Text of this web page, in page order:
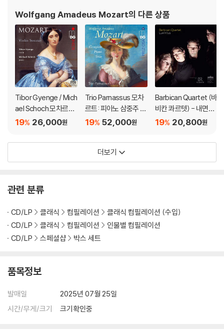
의 순간, 모차르트는 자신의 가장 가까운 친구
Wolfgang Amadeus Mozart의 다른 상품
Tibor Gyenge / Mich
ael Schoch 모차르트:
바이올린 소나타집 (M
s) [SACD Hybrid]
26,000원
19%
Trio Parnassus 모차
르트: 피아노 삼중주 전
곡 (Mozart: Comple
52,000원
19%
Barbican Quartet (바
비칸 콰르텟) - 내면의
빛 (Lux Intus)
20,800원
19%
더보기
관련 분류
CD/LP 클래식 컴필레이션
클래식 컴필레이션 (수입)
CD/LP
클래식 컴필레이션
인물별 컴필레이션
CD/LP
스페셜샵 박스 세트
품목정보
발매일
2025년 07월 25일
시간/무게/크기
크기확인중